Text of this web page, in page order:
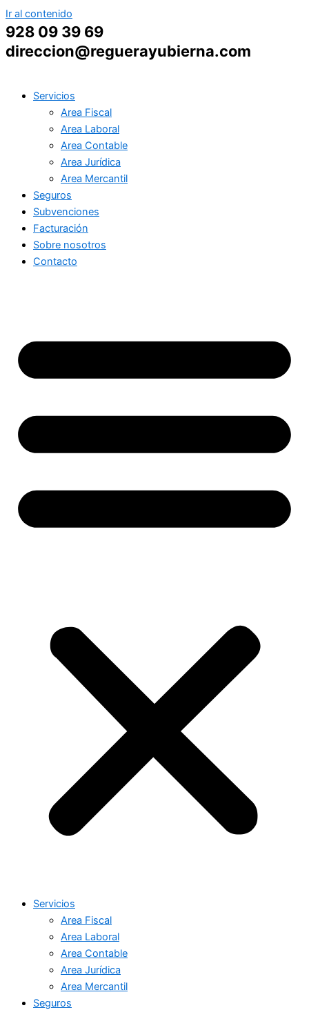
Ir al contenido
928 09 39 69
direccion@reguerayubierna.com
Servicios
Area Fiscal
Area Laboral
Area Contable
Area Jurídica
Area Mercantil
Seguros
Subvenciones
Facturación
Sobre nosotros
Contacto
Servicios
Area Fiscal
Area Laboral
Area Contable
Area Jurídica
Area Mercantil
Seguros